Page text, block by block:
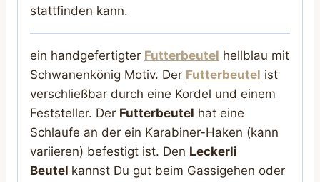
stattfinden kann.
ein handgefertigter Futterbeutel hellblau mit
Schwanenkönig Motiv. Der Futterbeutel ist
verschließbar durch eine Kordel und einem
Feststeller. Der Futterbeutel hat eine
Schlaufe an der ein Karabiner-Haken (kann
variieren) befestigt ist. Den Leckerli
Beutel kannst Du gut beim Gassigehen oder